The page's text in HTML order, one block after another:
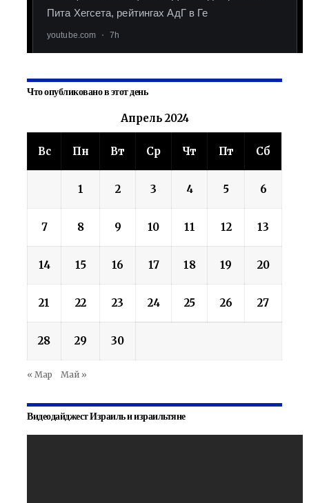
Что опубликовано в этот день
Апрель 2024
Вс Пн Вт Ср Чт Пт Сб
1 2 3 4 5 6
7 8 9 10 11 12 13
14 15 16 17 18 19 20
21 22 23 24 25 26 27
28 29 30
« Мар Май »
Видеодайджест Израиль и израильтяне